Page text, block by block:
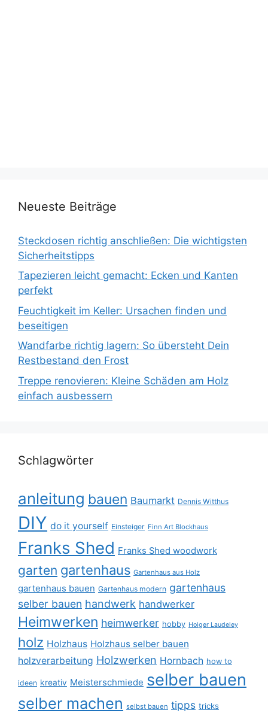
Neueste Beiträge
Steckdosen richtig anschließen: Die wichtigsten
Sicherheitstipps
Tapezieren leicht gemacht: Ecken und Kanten
perfekt
Feuchtigkeit im Keller: Ursachen finden und
beseitigen
Wandfarbe richtig lagern: So übersteht Dein
Restbestand den Frost
Treppe renovieren: Kleine Schäden am Holz
einfach ausbessern
Schlagwörter
anleitung bauen Baumarkt Dennis Witthus
DIY do it yourself Einsteiger Finn Art Blockhaus
Franks Shed Franks Shed woodwork
garten gartenhaus Gartenhaus aus Holz
gartenhaus bauen Gartenhaus modern gartenhaus
selber bauen handwerk handwerker
Heimwerken heimwerker hobby Holger Laudeley
holz Holzhaus Holzhaus selber bauen
holzverarbeitung Holzwerken Hornbach how to
ideen kreativ Meisterschmiede selber bauen
selber machen selbst bauen tipps tricks